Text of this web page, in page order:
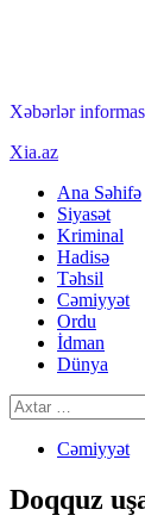
Xəbərlər
Primary
Xia.az
Ana Səhifə
Siyasət
Kriminal
Hadisə
Təhsil
Cəmiyyət
Ordu
İdman
Dünya
Axtarış:
Cəmiyyət
Doqquz